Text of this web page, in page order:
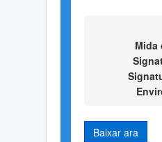
Mida
Baixar ara